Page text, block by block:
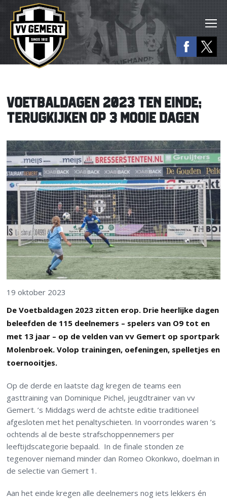
VOETBALDAGEN 2023 TEN EINDE;
TERUGKIJKEN OP 3 MOOIE DAGEN
19 oktober 2023
De Voetbaldagen 2023 zitten erop. Drie heerlijke dagen
beleefden de 115 deelnemers – spelers van O9 tot en
met 13 jaar – op de velden van vv Gemert op sportpark
Molenbroek. Volop trainingen, oefeningen, spelletjes en
toernooitjes.
Op de derde en laatste dag kregen de teams een
gasttraining van Dominique Pichel, jeugdtrainer van vv
Gemert. ’s Middags werd de achtste editie traditioneel
afgesloten met het penaltyschieten. In voorrondes waren ’s
ochtends al de beste strafschoppennemers per
leeftijdscategorie bepaald. In de finale stonden ze
tegenover niemand minder dan Romeo Okonkwo, doelman in
de selectie van Gemert 1.
Aan het einde kregen alle deelnemers nog iets lekkers én